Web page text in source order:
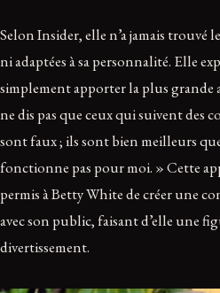
Selon Insider, elle n’a jamais trouvé
ni adaptées à sa personnalité. Elle
simplement apporter la plus grande
ne dis pas que ceux qui suivent des
sont faux ; ils sont bien meilleurs
fonctionne pas pour moi. » Cette
permis à Betty White de créer une
avec son public, faisant d’elle une
divertissement.